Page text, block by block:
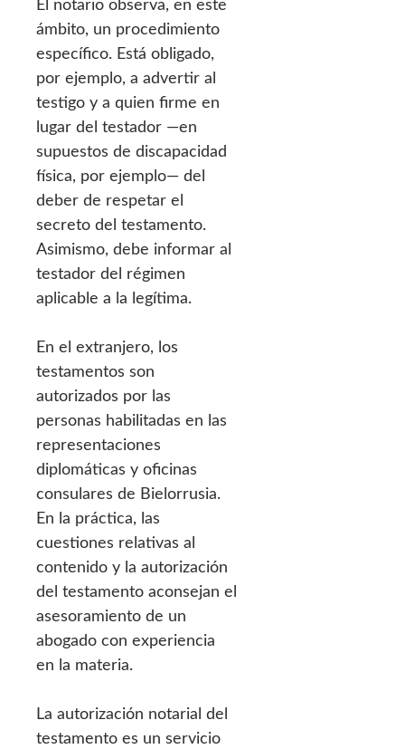
ámbito, un procedimiento
específico. Está obligado,
por ejemplo, a advertir al
testigo y a quien firme en
lugar del testador —en
supuestos de discapacidad
física, por ejemplo— del
deber de respetar el
secreto del testamento.
Asimismo, debe informar al
testador del régimen
aplicable a la legítima.
En el extranjero, los
testamentos son
autorizados por las
personas habilitadas en las
representaciones
diplomáticas y oficinas
consulares de Bielorrusia.
En la práctica, las
cuestiones relativas al
contenido y la autorización
del testamento aconsejan el
asesoramiento de un
abogado con experiencia
en la materia.
La autorización notarial del
testamento es un servicio